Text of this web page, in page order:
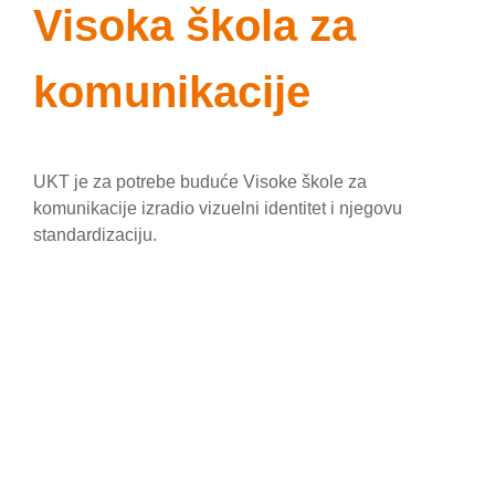
Visoka škola za
komunikacije
UKT je za potrebe buduće Visoke škole za
komunikacije izradio vizuelni identitet i njegovu
standardizaciju.